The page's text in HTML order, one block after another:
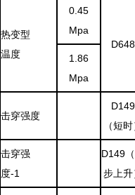
热变型
温度
0.45
Mpa
D648
1.86
Mpa
击穿强度
D149
（短
击穿强
度-1
D149
步上升